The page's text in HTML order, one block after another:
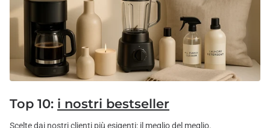
Top 10: i nostri bestseller
Scelte dai nostri clienti più esigenti: il meglio del meglio.